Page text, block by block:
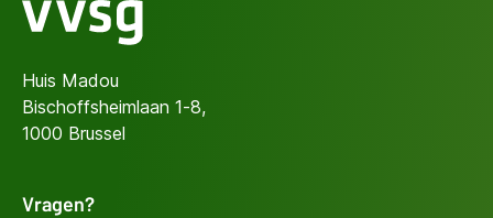
Huis Madou
Bischoffsheimlaan 1-8,
1000 Brussel
Vragen?